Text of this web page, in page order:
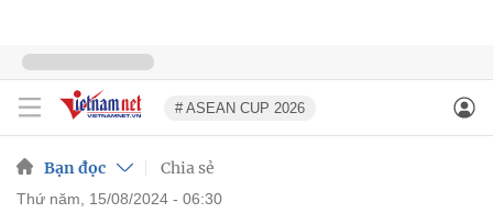
# ASEAN CUP 2026
Bạn đọc Chia sẻ
thứ năm, 15/08/2024 - 06:30